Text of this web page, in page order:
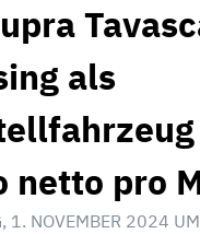
als
netto pro
1. NOVEMBER 2024